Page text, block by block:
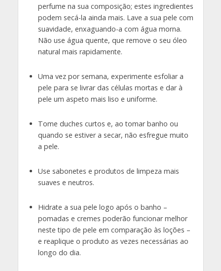
perfume na sua composição; estes ingredientes
podem secá-la ainda mais. Lave a sua pele com
suavidade, enxaguando-a com água morna.
Não use água quente, que remove o seu óleo
natural mais rapidamente.
Uma vez por semana, experimente esfoliar a
pele para se livrar das células mortas e dar à
pele um aspeto mais liso e uniforme.
Tome duches curtos e, ao tomar banho ou
quando se estiver a secar, não esfregue muito
a pele.
Use sabonetes e produtos de limpeza mais
suaves e neutros.
Hidrate a sua pele logo após o banho –
pomadas e cremes poderão funcionar melhor
neste tipo de pele em comparação às loções –
e reaplique o produto as vezes necessárias ao
longo do dia.